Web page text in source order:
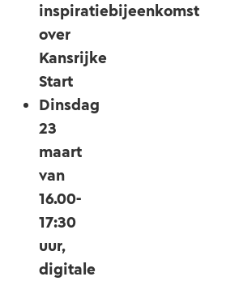
inspiratiebijeenkomst
over
Kansrijke
Start
Dinsdag
23
maart
van
16.00-
17:30
uur,
digitale